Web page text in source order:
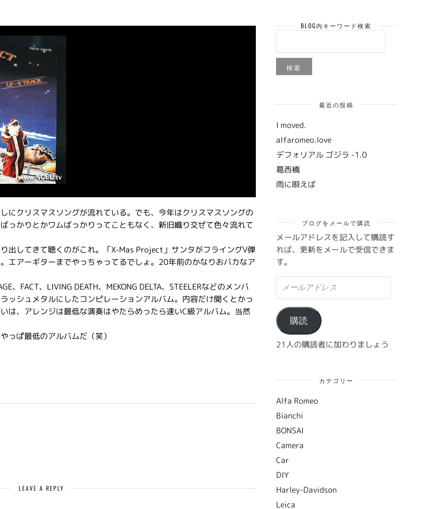
にクリスマスソングが流れている。でも、今年はクリスマスソングの
っかりとかワムばっかりってこともなく、新旧織り交ぜて色々流れて
出してきて聴くのがこれ。「X-Mas Project」サンタがフライングV弾
エアーギターまでやっちゃってるでしょ。20年前のかなりおバカなア
、FACT、LIVING DEATH、MEKONG DELTA、STEELERなどのメンバ
ッシュメタルにしたコンピレーションアルバム。内容だけ聞くとかっ
は、アレンジは最低な演奏はやたらめったら速いC級アルバム。当然
っぱ最低のアルバムだ（笑）
LEAVE A REPLY
BLOG内キーワード検索
最近の投稿
I moved.
alfaromeo.love
デフォリアル ゴジラ -1.0
葛西橋
雨に唄えば
ブログをメールで購読
メールアドレスを記入して購読す
れば、更新をメールで受信できま
す。
ル
ア
ド
レ
ス
購読
21人の購読者に加わりましょう
カテゴリー
Alfa Romeo
Bianchi
BONSAI
Camera
Car
DIY
Harley-Davidson
Leica